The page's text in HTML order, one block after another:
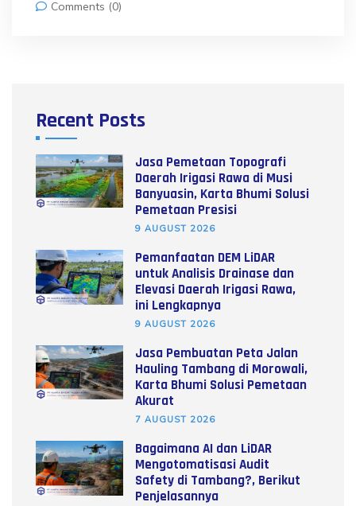
Comments (0)
Recent Posts
Jasa Pemetaan Topografi
Daerah Irigasi Rawa di Musi
Banyuasin, Karta Bhumi Solusi
Pemetaan Presisi
9 AUGUST 2026
Pemanfaatan DEM LiDAR
untuk Analisis Drainase dan
Elevasi Daerah Irigasi Rawa,
ini Lengkapnya
9 AUGUST 2026
Jasa Pembuatan Peta Jalan
Hauling Tambang di Morowali,
Karta Bhumi Solusi Pemetaan
Akurat
7 AUGUST 2026
Bagaimana AI dan LiDAR
Mengotomatisasi Audit
Safety di Tambang?, Berikut
Penjelasannya